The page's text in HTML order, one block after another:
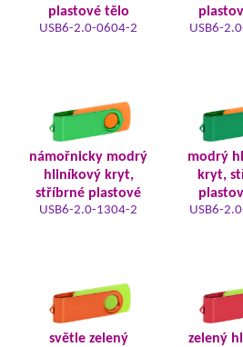
plastové tělo
USB6-2.0-0604-2 USB6-
námořnicky modrý
hliníkový kryt,
stříbrné plastové
USB6-2.0-1304-2
modrý
kryt,
USB6-
světle zelený
zelený